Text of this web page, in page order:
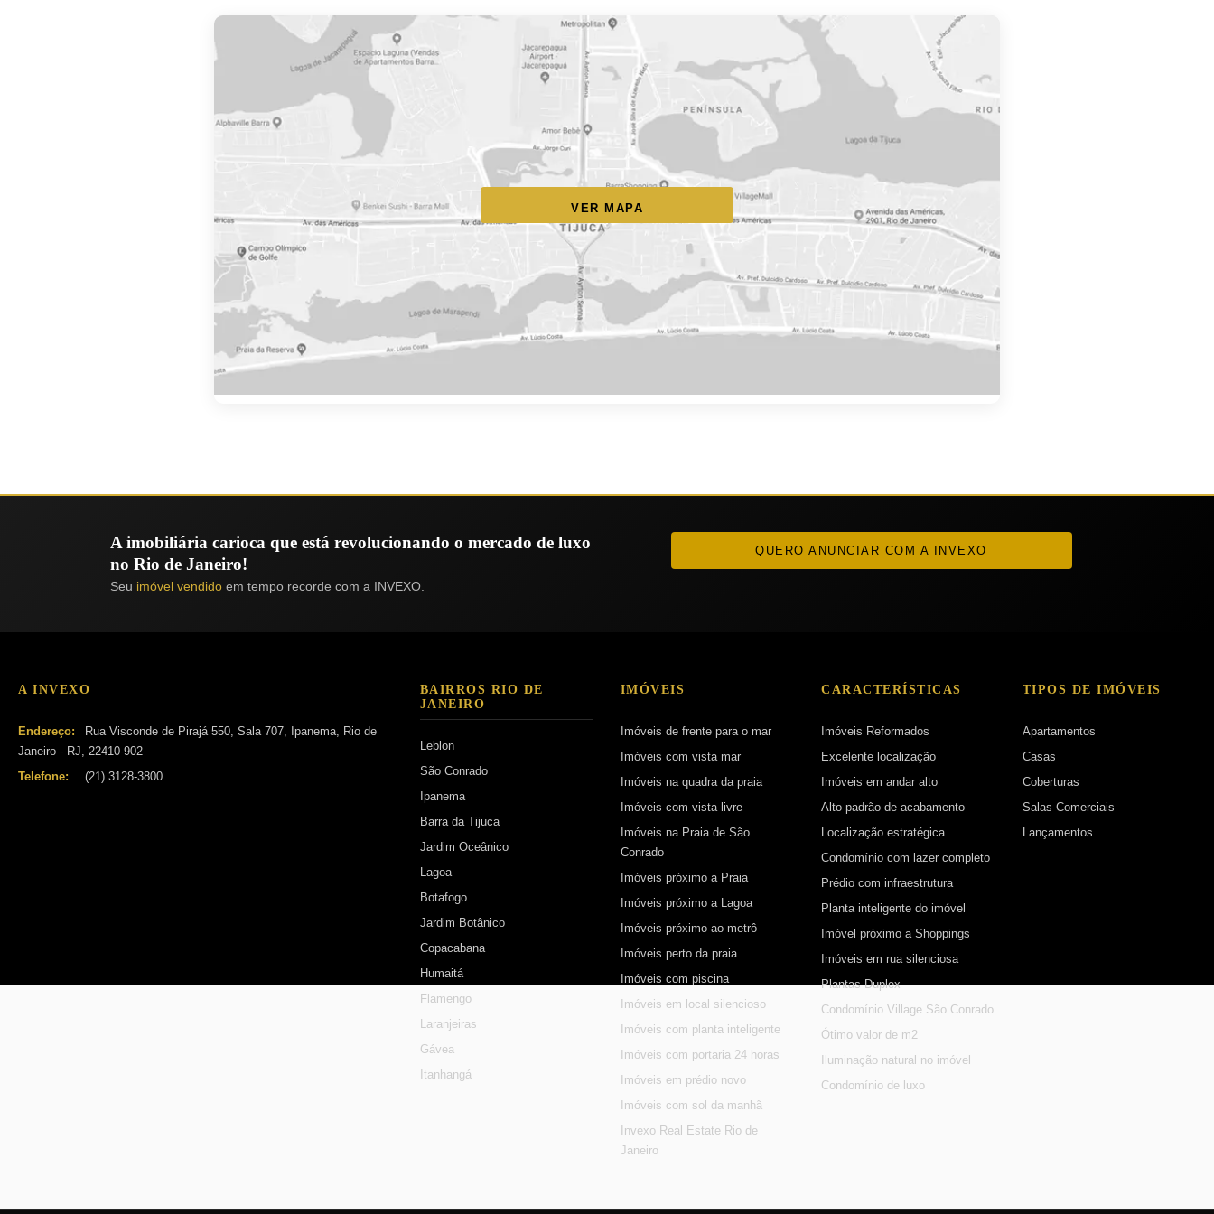
VER MAPA
A imobiliária carioca que está revolucionando o mercado de luxo
no Rio de Janeiro!
Seu imóvel vendido em tempo recorde com a INVEXO.
QUERO ANUNCIAR COM A INVEXO
A INVEXO
Endereço:
Rua Visconde de Pirajá 550, Sala 707, Ipanema, Rio de
Janeiro - RJ, 22410-902
Telefone:
(21) 3128-3800
BAIRROS RIO DE
JANEIRO
Leblon
São Conrado
Ipanema
Barra da Tijuca
Jardim Oceânico
Lagoa
Botafogo
Jardim Botânico
Copacabana
Humaitá
Flamengo
Laranjeiras
Gávea
Itanhangá
IMÓVEIS
Imóveis de frente para o mar
Imóveis com vista mar
Imóveis na quadra da praia
Imóveis com vista livre
Imóveis na Praia de São
Conrado
Imóveis próximo a Praia
Imóveis próximo a Lagoa
Imóveis próximo ao metrô
Imóveis perto da praia
Imóveis com piscina
Imóveis em local silencioso
Imóveis com planta inteligente
Imóveis com portaria 24 horas
Imóveis em prédio novo
Imóveis com sol da manhã
Invexo Real Estate Rio de
Janeiro
CARACTERÍSTICAS
Imóveis Reformados
Excelente localização
Imóveis em andar alto
Alto padrão de acabamento
Localização estratégica
Condomínio com lazer completo
Prédio com infraestrutura
Planta inteligente do imóvel
Imóvel próximo a Shoppings
Imóveis em rua silenciosa
Plantas Duplex
Condomínio Village São Conrado
Ótimo valor de m2
Iluminação natural no imóvel
Condomínio de luxo
TIPOS DE IMÓVEIS
Apartamentos
Casas
Coberturas
Salas Comerciais
Lançamentos